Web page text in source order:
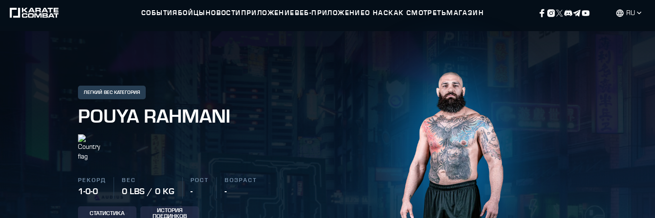
RU
СОБЫТИЯ БОЙЦЫ НОВОСТИ ПРИЛОЖЕНИЕ ВЕБ-ПРИЛОЖЕНИЕО НАС КАК СМОТРЕТЬ МАГАЗИН
ЛЕГКИЙ ВЕС КАТЕГОРИЯ
POUYA RAHMANI
РЕКОРД
1-0-0
ВЕС
0 LBS / 0 KG
РОСТ
-
ВОЗРАСТ
-
СТАТИСТИКА
ИСТОРИЯ
ПОЕДИНКОВ